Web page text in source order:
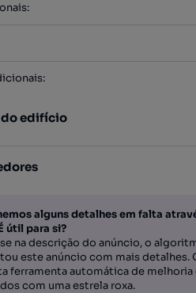
:
:
do edifício
alguns detalhes em falta
útil para si?
na descrição do anúncio, o
este anúncio com mais detalhes.
ferramenta automática de melhoria
com uma estrela roxa.